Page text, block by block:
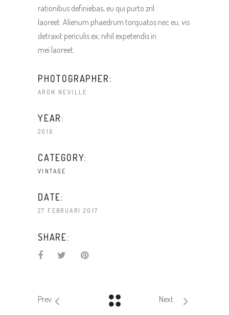
rationibus definiebas, eu qui purto zril
laoreet. Alienum phaedrum torquatos nec eu, vis
detraxit periculis ex, nihil expetendis in
mei laoreet.
PHOTOGRAPHER:
ARON NEVILLE
YEAR:
2016
CATEGORY:
VINTAGE
DATE:
27 FEBRUARI 2017
SHARE:
Prev Next